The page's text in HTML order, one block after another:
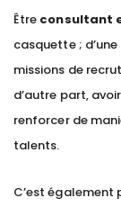
Être consultant
casquette ;
missions de
d’autre part,
renforcer de
talents.
C’est également